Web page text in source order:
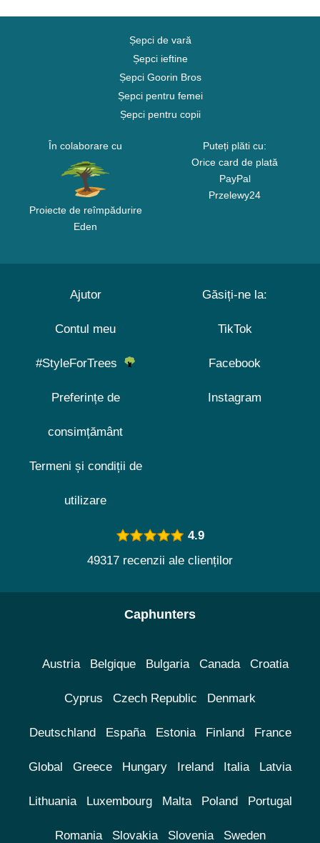
Șepci de vară
Șepci ieftine
Șepci Goorin Bros
Șepci pentru femei
Șepci pentru copii
În colaborare cu
Proiecte de reîmpădurire
Eden
Puteți plăti cu:
Orice card de plată
PayPal
Przelewy24
Ajutor
Contul meu
#StyleForTrees
Preferințe de
consimțământ
Termeni și condiții de
utilizare
Găsiți-ne la:
TikTok
Facebook
Instagram
4.9
49317 recenzii ale clienților
Caphunters
Austria Belgique Bulgaria Canada Croatia
Cyprus Czech Republic Denmark
Deutschland España Estonia Finland France
Global Greece Hungary Ireland Italia Latvia
Lithuania Luxembourg Malta Poland Portugal
Romania Slovakia Slovenia Sweden